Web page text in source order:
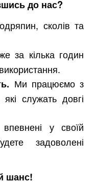
до нас?
сколів та
за кілька годин
Ми працюємо з
служать довгі
у своїй
задоволені
шанс!